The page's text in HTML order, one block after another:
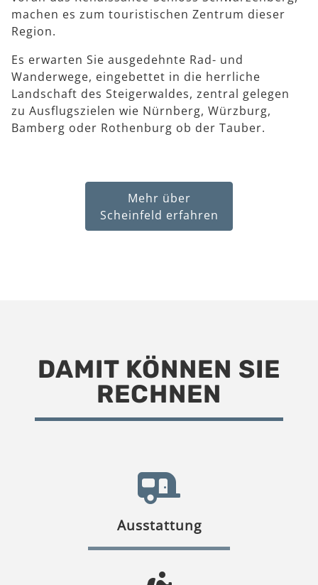
machen es zum touristischen Zentrum dieser
Region.
Es erwarten Sie ausgedehnte Rad- und
Wanderwege, eingebettet in die herrliche
Landschaft des Steigerwaldes, zentral gelegen
zu Ausflugszielen wie Nürnberg, Würzburg,
Bamberg oder Rothenburg ob der Tauber.
Mehr über
Scheinfeld erfahren
DAMIT KÖNNEN SIE
RECHNEN
Ausstattung